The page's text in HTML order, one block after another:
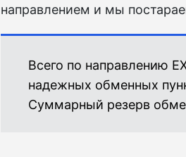
направлением и мы
Всего по направлению
надежных обменных
Суммарный резерв